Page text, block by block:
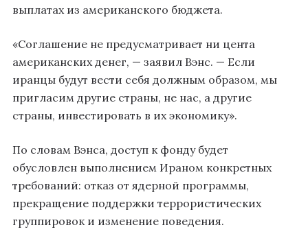
выплатах из американского бюджета.
«Соглашение не предусматривает ни цента
американских денег, — заявил Вэнс. — Если
иранцы будут вести себя должным образом, мы
пригласим другие страны, не нас, а другие
страны, инвестировать в их экономику».
По словам Вэнса, доступ к фонду будет
обусловлен выполнением Ираном конкретных
требований: отказ от ядерной программы,
прекращение поддержки террористических
группировок и изменение поведения.